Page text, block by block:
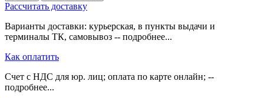
Рассчитать доставку
Варианты доставки: курьерская, в пункты выдачи и
терминалы ТК, самовывоз -- подробнее...
Как оплатить
Счет с НДС для юр. лиц; оплата по карте онлайн; --
подробнее...